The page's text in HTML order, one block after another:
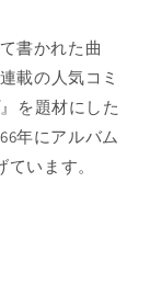
書かれた曲
載の人気コミ
を題材にした
年にアルバム
います。